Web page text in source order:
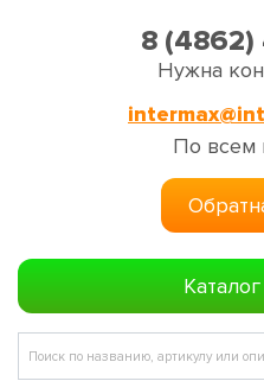
8
Нужна
По всем